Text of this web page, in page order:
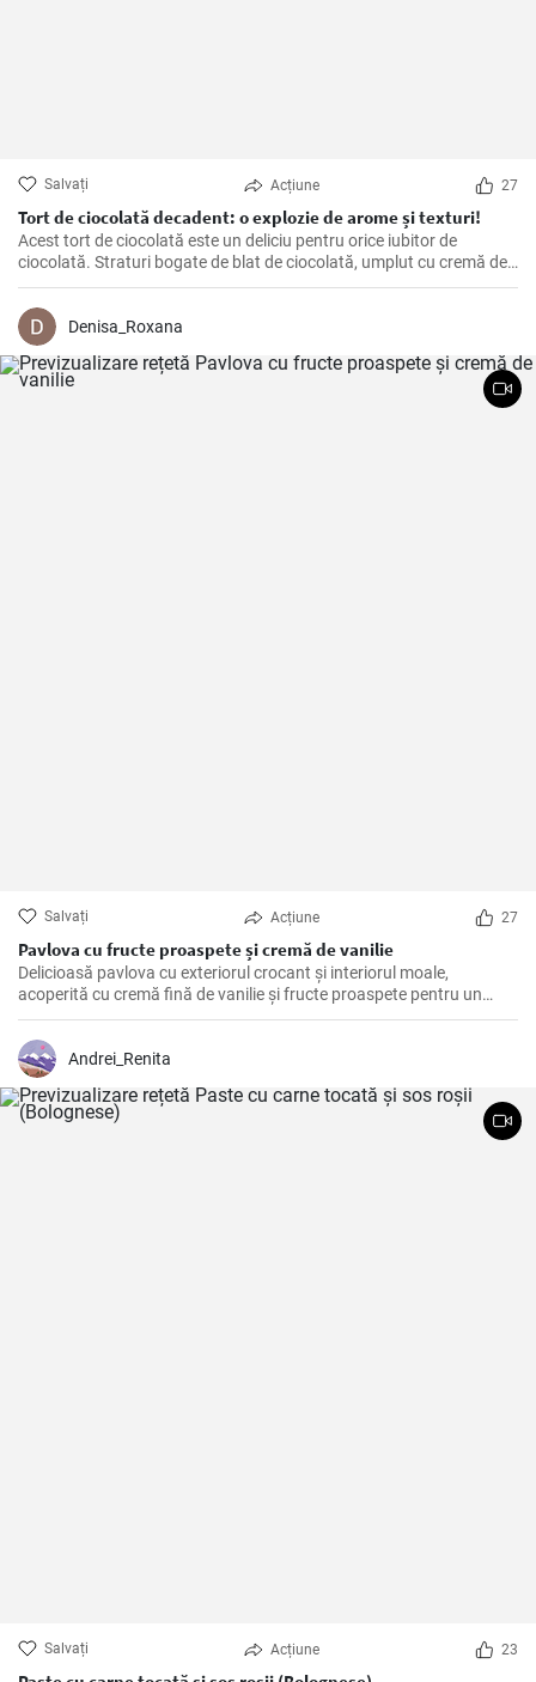
Salvați Acțiune 27
Tort de ciocolată decadent: o explozie de arome și texturi!
Acest tort de ciocolată este un deliciu pentru orice iubitor de
ciocolată. Straturi bogate de blat de ciocolată, umplut cu cremă de
ciocolată fină și decorat cu ciocolată topită și fructe proaspete.
Denisa_Roxana
Salvați Acțiune 27
Pavlova cu fructe proaspete și cremă de vanilie
Delicioasă pavlova cu exteriorul crocant și interiorul moale,
acoperită cu cremă fină de vanilie și fructe proaspete pentru un
desert plin de savoare și prospețime.
Andrei_Renita
Salvați Acțiune 23